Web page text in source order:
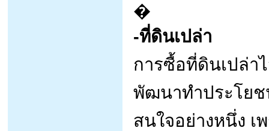
�
-ที่ดินเปล่า
การซื้อที่ดินเปล่า
พัฒนาทำประโยช
สนใจอย่างหนึ่ง เ